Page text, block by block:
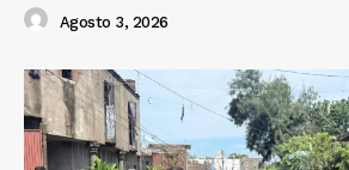
Agosto 3, 2026